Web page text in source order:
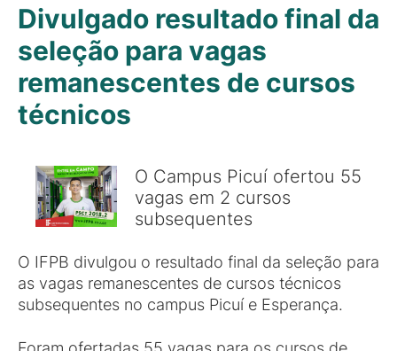
Divulgado resultado final da
seleção para vagas
remanescentes de cursos
técnicos
O Campus Picuí ofertou 55
vagas em 2 cursos
subsequentes
O IFPB divulgou o resultado final da seleção para
as vagas remanescentes de cursos técnicos
subsequentes no campus Picuí e Esperança.